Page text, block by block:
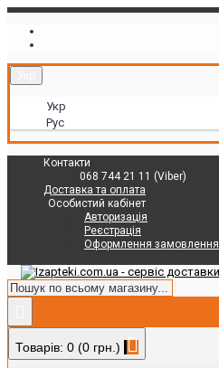
Укр
Рус
Контакти
068 744 21 11 (Viber)
Доставка та оплата
Особистий кабінет
Авторизація
Реєстрація
Оформлення замовлення
Товарів: 0 (0 грн.)